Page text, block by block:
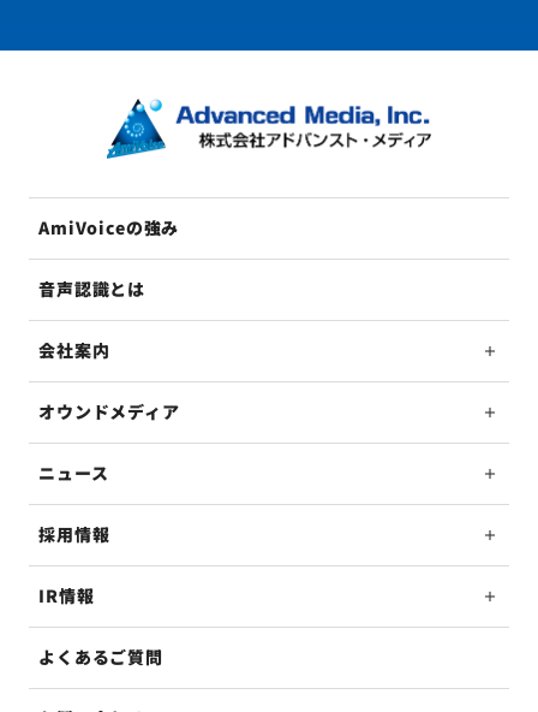
AmiVoiceの強み
音声認識とは
会社案内
オウンドメディア
ニュース
採用情報
IR情報
よくあるご質問